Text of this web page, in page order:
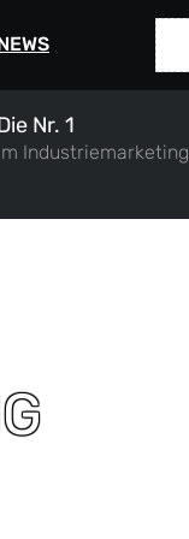
Nr. 1
Industriemarketing